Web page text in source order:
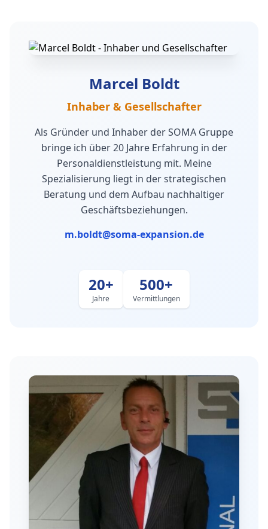
Marcel Boldt
Inhaber & Gesellschafter
Als Gründer und Inhaber der SOMA Gruppe
bringe ich über 20 Jahre Erfahrung in der
Personaldienstleistung mit. Meine
Spezialisierung liegt in der strategischen
Beratung und dem Aufbau nachhaltiger
Geschäftsbeziehungen.
m.boldt@soma-expansion.de
20+
Jahre
500+
Vermittlungen